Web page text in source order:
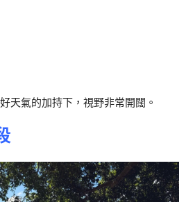
天氣的加持下，視野非常開闊。